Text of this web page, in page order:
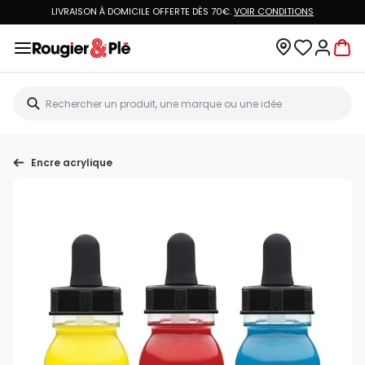
LIVRAISON À DOMICILE OFFERTE DÈS 70€.VOIR CONDITIONS
Encre acrylique